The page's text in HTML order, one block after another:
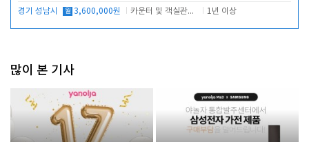
경기 성남시 월 3,600,000원 카운터 및 객실관리 전반 1년 이상
많이 본 기사